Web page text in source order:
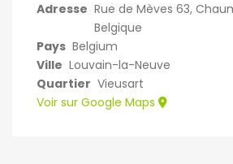
Adresse Rue de Mèves 63,
Belgique
Pays Belgium
Ville Louvain-la-Neuve
Quartier Vieusart
Voir sur Google Maps